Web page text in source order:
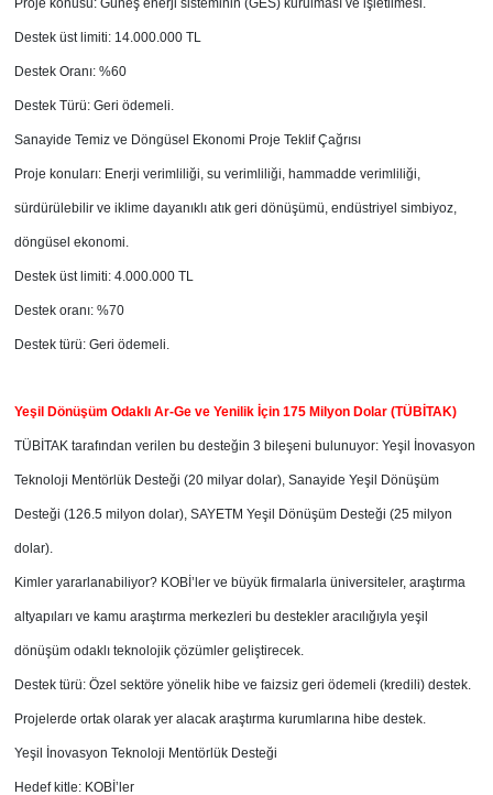
Proje konusu: Güneş enerji sisteminin (GES) kurulması ve işletilmesi.
Destek üst limiti: 14.000.000 TL
Destek Oranı: %60
Destek Türü: Geri ödemeli.
Sanayide Temiz ve Döngüsel Ekonomi Proje Teklif Çağrısı
Proje konuları: Enerji verimliliği, su verimliliği, hammadde verimliliği,
sürdürülebilir ve iklime dayanıklı atık geri dönüşümü, endüstriyel simbiyoz,
döngüsel ekonomi.
Destek üst limiti: 4.000.000 TL
Destek oranı: %70
Destek türü: Geri ödemeli.
Yeşil Dönüşüm Odaklı Ar-Ge ve Yenilik İçin 175 Milyon Dolar (TÜBİTAK)
TÜBİTAK tarafından verilen bu desteğin 3 bileşeni bulunuyor: Yeşil İnovasyon
Teknoloji Mentörlük Desteği (20 milyar dolar), Sanayide Yeşil Dönüşüm
Desteği (126.5 milyon dolar), SAYETM Yeşil Dönüşüm Desteği (25 milyon
dolar).
Kimler yararlanabiliyor? KOBİ’ler ve büyük firmalarla üniversiteler, araştırma
altyapıları ve kamu araştırma merkezleri bu destekler aracılığıyla yeşil
dönüşüm odaklı teknolojik çözümler geliştirecek.
Destek türü: Özel sektöre yönelik hibe ve faizsiz geri ödemeli (kredili) destek.
Projelerde ortak olarak yer alacak araştırma kurumlarına hibe destek.
Yeşil İnovasyon Teknoloji Mentörlük Desteği
Hedef kitle: KOBİ’ler